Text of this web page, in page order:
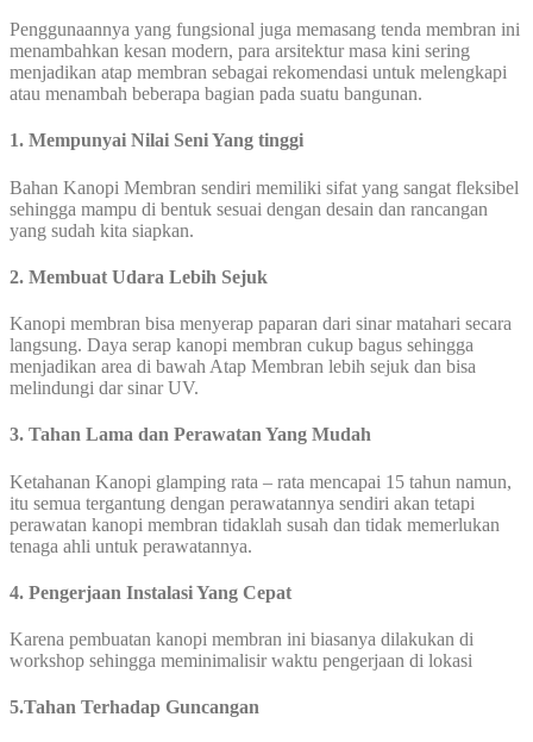
Penggunaannya yang fungsional juga memasang tenda membran ini
menambahkan kesan modern, para arsitektur masa kini sering
menjadikan atap membran sebagai rekomendasi untuk melengkapi
atau menambah beberapa bagian pada suatu bangunan.
1. Mempunyai Nilai Seni Yang tinggi
Bahan Kanopi Membran sendiri memiliki sifat yang sangat fleksibel
sehingga mampu di bentuk sesuai dengan desain dan rancangan
yang sudah kita siapkan.
2. Membuat Udara Lebih Sejuk
Kanopi membran bisa menyerap paparan dari sinar matahari secara
langsung. Daya serap kanopi membran cukup bagus sehingga
menjadikan area di bawah Atap Membran lebih sejuk dan bisa
melindungi dar sinar UV.
3. Tahan Lama dan Perawatan Yang Mudah
Ketahanan Kanopi glamping rata – rata mencapai 15 tahun namun,
itu semua tergantung dengan perawatannya sendiri akan tetapi
perawatan kanopi membran tidaklah susah dan tidak memerlukan
tenaga ahli untuk perawatannya.
4. Pengerjaan Instalasi Yang Cepat
Karena pembuatan kanopi membran ini biasanya dilakukan di
workshop sehingga meminimalisir waktu pengerjaan di lokasi
5.Tahan Terhadap Guncangan